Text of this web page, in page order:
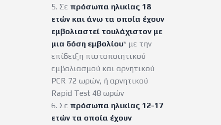
5. Σε πρόσωπα ηλικίας 18
ετών και άνω τα οποία έχουν
εμβολιαστεί τουλάχιστον με
μια δόση εμβολίου* με την
επίδειξη πιστοποιητικού
εμβολιασμού και αρνητικού
PCR 72 ωρών, ή αρνητικού
Rapid Test 48 ωρών
6. Σε πρόσωπα ηλικίας 12-17
ετών τα οποία έχουν